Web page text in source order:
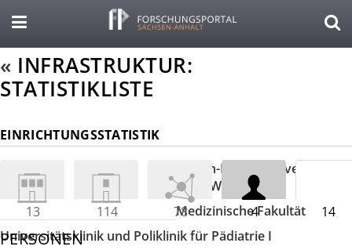
« INFRASTRUKTUR:
STATISTIKLISTE
EINRICHTUNGSSTATISTIK
13 114 78 4 14
Martin-Luther-Universität
Halle-Wittenberg
Medizinische Fakultät
Universitätsklinik und Poliklinik für Pädiatrie I
PERSONEN